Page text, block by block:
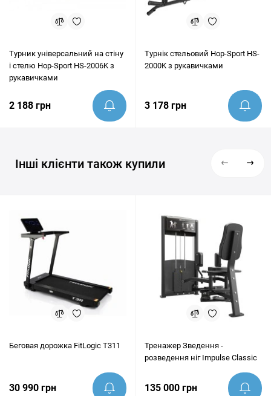
Турник універсальний на стіну
і стелю Hop-Sport HS-2006K з
рукавичками
2 188 грн
Турнік стельовий Hop-Sport HS-
2000K з рукавичками
3 178 грн
Інші клієнти також купили
Беговая дорожка FitLogic T311
30 990 грн
Тренажер Зведення -
розведення ніг Impulse Classic
135 000 грн